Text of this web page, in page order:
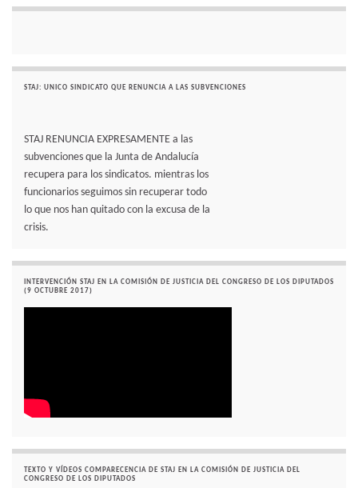
STAJ: UNICO SINDICATO QUE RENUNCIA A LAS SUBVENCIONES
STAJ RENUNCIA EXPRESAMENTE a las
subvenciones que la Junta de Andalucía
recupera para los sindicatos. mientras los
funcionarios seguimos sin recuperar todo
lo que nos han quitado con la excusa de la
crisis.
INTERVENCIÓN STAJ EN LA COMISIÓN DE JUSTICIA DEL CONGRESO DE LOS DIPUTADOS
(9 OCTUBRE 2017)
TEXTO Y VÍDEOS COMPARECENCIA DE STAJ EN LA COMISIÓN DE JUSTICIA DEL
CONGRESO DE LOS DIPUTADOS